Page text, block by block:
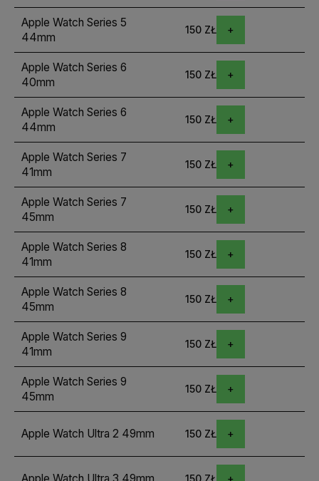
Apple Watch Series 5
44mm
150 ZŁ
Apple Watch Series 6
40mm
150 ZŁ
Apple Watch Series 6
44mm
150 ZŁ
Apple Watch Series 7
41mm
150 ZŁ
Apple Watch Series 7
45mm
150 ZŁ
Apple Watch Series 8
41mm
150 ZŁ
Apple Watch Series 8
45mm
150 ZŁ
Apple Watch Series 9
41mm
150 ZŁ
Apple Watch Series 9
45mm
150 ZŁ
Apple Watch Ultra 2 49mm 150 ZŁ
150 ZŁ